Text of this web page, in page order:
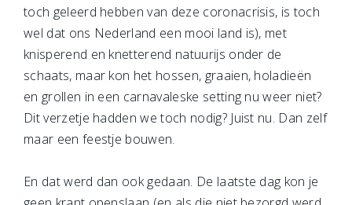
toch geleerd hebben van deze coronacrisis, is toch
wel dat ons Nederland een mooi land is), met
knisperend en knetterend natuurijs onder de
schaats, maar kon het hossen, graaien, holadieën
en grollen in een carnavaleske setting nu weer niet?
Dit verzetje hadden we toch nodig? Juist nu. Dan zelf
maar een feestje bouwen.
En dat werd dan ook gedaan. De laatste dag kon je